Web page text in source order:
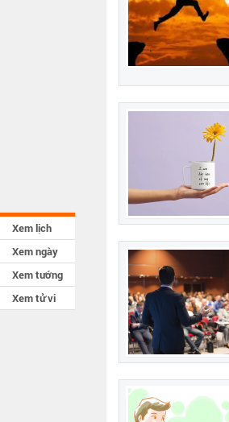
Xem lịch
Xem ngày
Xem tướng
Xem tử vi